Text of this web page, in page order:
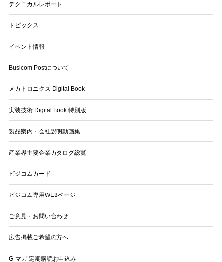
テクニカルレポート
トピックス
イベント情報
Busicom Postについて
メカトロニクス Digital Book
実装技術 Digital Book 特別版
製品案内・会社説明動画集
産業界主要企業カタログ総覧
ビジコムカード
ビジコム専用WEBページ
ご意見・お問い合わせ
広告掲載ご希望の方へ
G-マガ 定期購読お申込み